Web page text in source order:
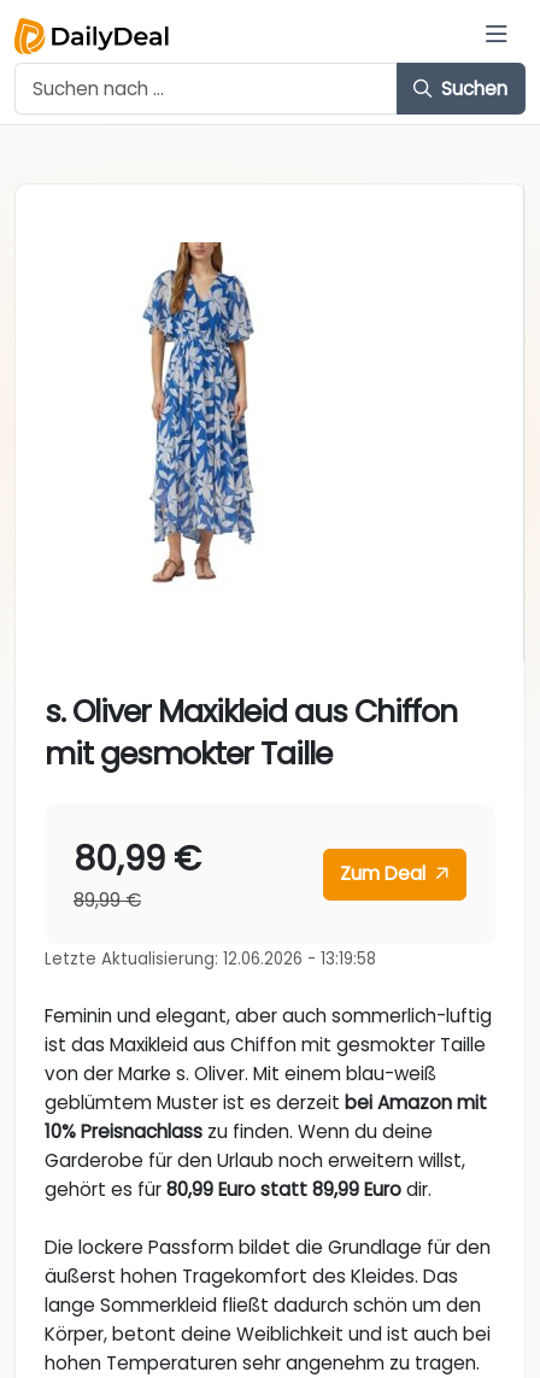
Suchen
s. Oliver Maxikleid aus Chiffon
mit gesmokter Taille
80,99 €
89,99 €
Zum Deal
Letzte Aktualisierung: 12.06.2026 - 13:19:58
Feminin und elegant, aber auch sommerlich-luftig
ist das Maxikleid aus Chiffon mit gesmokter Taille
von der Marke s. Oliver. Mit einem blau-weiß
geblümtem Muster ist es derzeit bei Amazon mit
10% Preisnachlass zu finden. Wenn du deine
Garderobe für den Urlaub noch erweitern willst,
gehört es für80,99 Euro statt 89,99 Eurodir.
Die lockere Passform bildet die Grundlage für den
äußerst hohen Tragekomfort des Kleides. Das
lange Sommerkleid fließt dadurch schön um den
Körper, betont deine Weiblichkeit und ist auch bei
hohen Temperaturen sehr angenehm zu tragen.